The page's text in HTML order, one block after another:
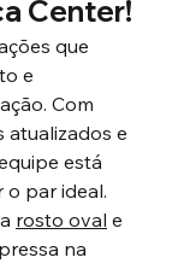
Center!
que
e
Com
atualizados e
está
par ideal.
rosto oval e
na